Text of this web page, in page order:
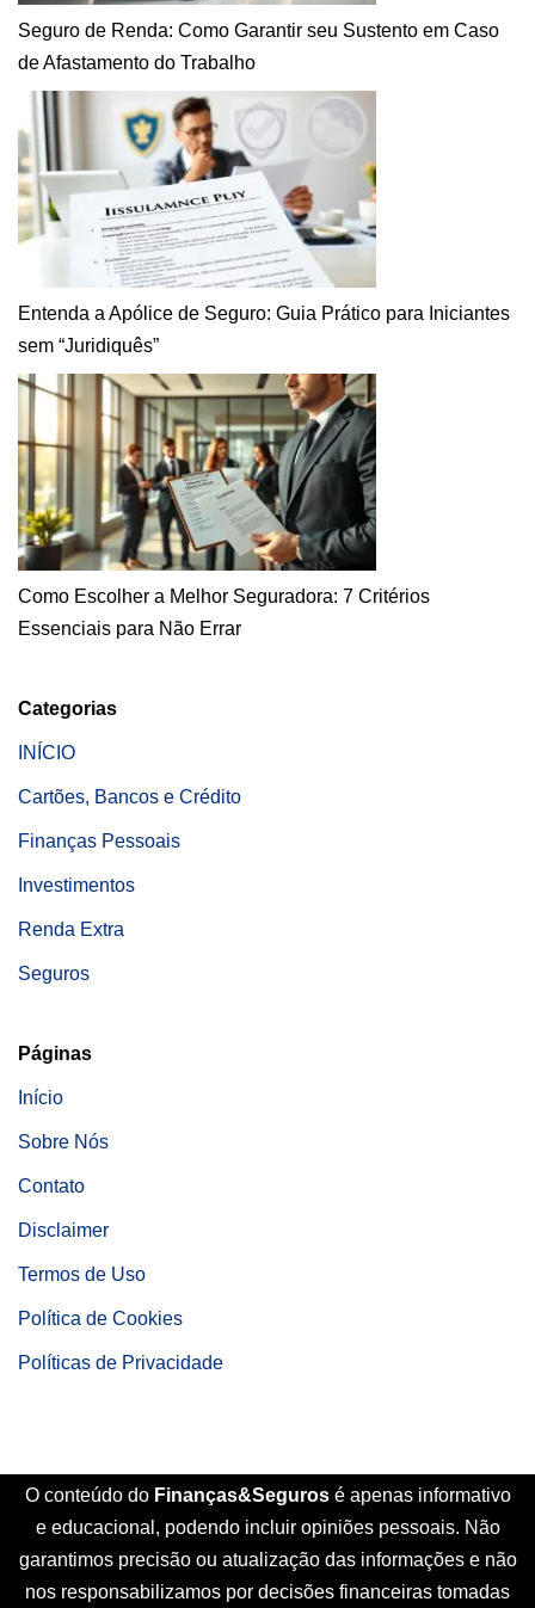
Seguro de Renda: Como Garantir seu Sustento em Caso
de Afastamento do Trabalho
Entenda a Apólice de Seguro: Guia Prático para Iniciantes
sem “Juridiquês”
Como Escolher a Melhor Seguradora: 7 Critérios
Essenciais para Não Errar
Categorias
INÍCIO
Cartões, Bancos e Crédito
Finanças Pessoais
Investimentos
Renda Extra
Seguros
Páginas
Início
Sobre Nós
Contato
Disclaimer
Termos de Uso
Política de Cookies
Políticas de Privacidade
O conteúdo do Finanças&Seguros é apenas informativo
e educacional, podendo incluir opiniões pessoais. Não
garantimos precisão ou atualização das informações e não
nos responsabilizamos por decisões financeiras tomadas